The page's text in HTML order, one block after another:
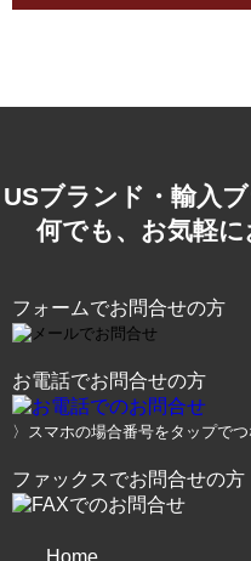
USブランド・輸入
何でも、お気軽に
フォームでお問合せの方
お電話でお問合せの方
〉スマホの場合番号をタップでつ
ファックスでお問合せの方
Home